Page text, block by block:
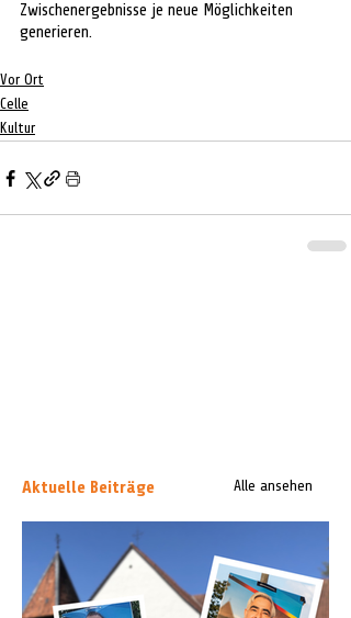
Zwischenergebnisse je neue Möglichkeiten
generieren.
Vor Ort
Celle
Kultur
Aktuelle Beiträge Alle ansehen